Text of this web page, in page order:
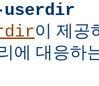
이 제공
에 대응하